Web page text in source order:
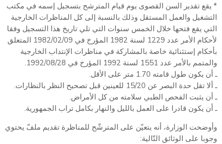
* يقع تقدير السن القصوى يوم قيام المترشح بتسجيل إسمه في مكتب
التشغيل والعمل المستقل وذلك بالنسبة إلى كل المناظرات الخارجية
التي يقع فتحها خلال الخمس سنوات التي تلي تاريخ هذا التسجيل وفقا
لأحكام الأمر عدد 1229 لسنة 1982 المؤرخ في 1982/02/09 المتعلق
بأحكام إستثنائية خاصة بالمشاركة في مناظرات الإنتداب الخارجية
والمتمم بالأمر عدد 1551 لسنة 1992 المؤرخ في 1992/08/28.
ـ أن يكون طول قامته 1.70 متر على الأقل.
ـ ألا تقل حدة البصر عن 15/20 للعينين قبل تصحيح النظر بالنظارات.
ـ أن يثبت الفحص الطبي سلامته من كل الأمراض.
ـ أن يكون قادرا على العمل بالليل والنهار بكامل تراب الجمهورية.
وأوضحت الوزارة، أنه يتعيّن على المترشّح للمناظرة تقديم ملفّ يحتوي
وجوبا على الوثائق التّالية: